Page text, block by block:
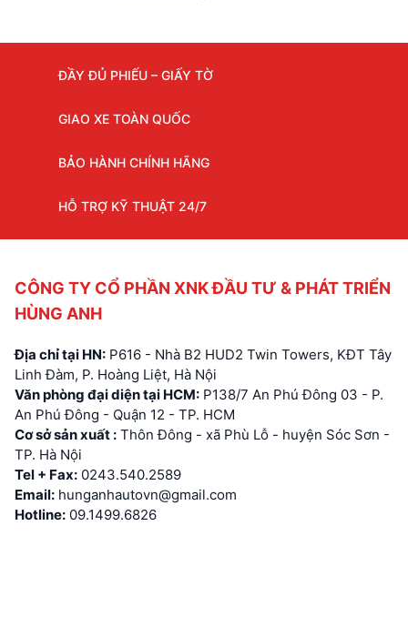
ĐẦY ĐỦ PHIẾU – GIẤY TỜ
GIAO XE TOÀN QUỐC
BẢO HÀNH CHÍNH HÃNG
HỖ TRỢ KỸ THUẬT 24/7
CÔNG TY CỔ PHẦN XNK ĐẦU TƯ & PHÁT TRIỂN
HÙNG ANH
Địa chỉ tại HN: P616 - Nhà B2 HUD2 Twin Towers, KĐT Tây
Linh Đàm, P. Hoàng Liệt, Hà Nội
Văn phòng đại diện tại HCM: P138/7 An Phú Đông 03 - P.
An Phú Đông - Quận 12 - TP. HCM
Cơ sở sản xuất : Thôn Đông - xã Phù Lỗ - huyện Sóc Sơn -
TP. Hà Nội
Tel + Fax: 0243.540.2589
Email: hunganhautovn@gmail.com
Hotline: 09.1499.6826